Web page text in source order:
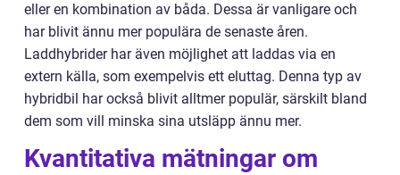
eller en kombination av båda. Dessa är vanligare och
har blivit ännu mer populära de senaste åren.
Laddhybrider har även möjlighet att laddas via en
extern källa, som exempelvis ett eluttag. Denna typ av
hybridbil har också blivit alltmer populär, särskilt bland
dem som vill minska sina utsläpp ännu mer.
Kvantitativa mätningar om